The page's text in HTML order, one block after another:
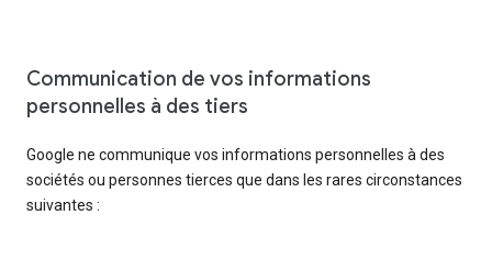
Communication de vos informations
personnelles à des tiers
Google ne communique vos informations personnelles à des
sociétés ou personnes tierces que dans les rares circonstances
suivantes :